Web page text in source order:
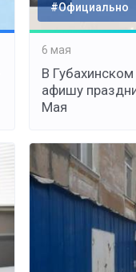
#Официально
6 мая
В
афишу
Мая